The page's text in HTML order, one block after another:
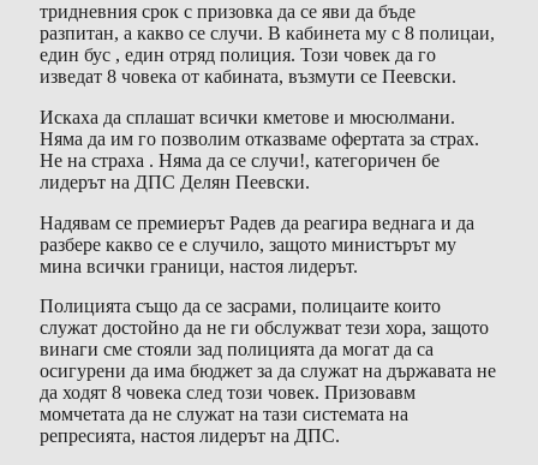
тридневния срок с призовка да се яви да бъде
разпитан, а какво се случи. В кабинета му с 8 полицаи,
един бус , един отряд полиция. Този човек да го
изведат 8 човека от кабината, възмути се Пеевски.
Искаха да сплашат всички кметове и мюсюлмани.
Няма да им го позволим отказваме офертата за страх.
Не на страха . Няма да се случи!, категоричен бе
лидерът на ДПС Делян Пеевски.
Надявам се премиерът Радев да реагира веднага и да
разбере какво се е случило, защото министърът му
мина всички граници, настоя лидерът.
Полицията също да се засрами, полицаите които
служат достойно да не ги обслужват тези хора, защото
винаги сме стояли зад полицията да могат да са
осигурени да има бюджет за да служат на държавата не
да ходят 8 човека след този човек. Призовавм
момчетата да не служат на тази системата на
репресията, настоя лидерът на ДПС.